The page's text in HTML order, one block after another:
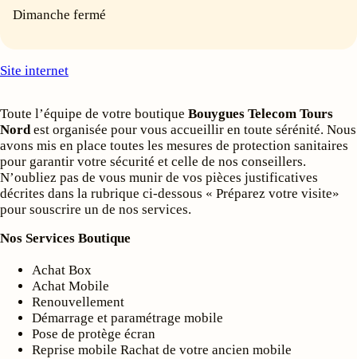
Dimanche fermé
Site internet
Toute l’équipe de votre boutique Bouygues Telecom Tours
Nord est organisée pour vous accueillir en toute sérénité. Nous
avons mis en place toutes les mesures de protection sanitaires
pour garantir votre sécurité et celle de nos conseillers.
N’oubliez pas de vous munir de vos pièces justificatives
décrites dans la rubrique ci-dessous « Préparez votre visite»
pour souscrire un de nos services.
Nos Services Boutique
Achat Box
Achat Mobile
Renouvellement
Démarrage et paramétrage mobile
Pose de protège écran
Reprise mobile Rachat de votre ancien mobile